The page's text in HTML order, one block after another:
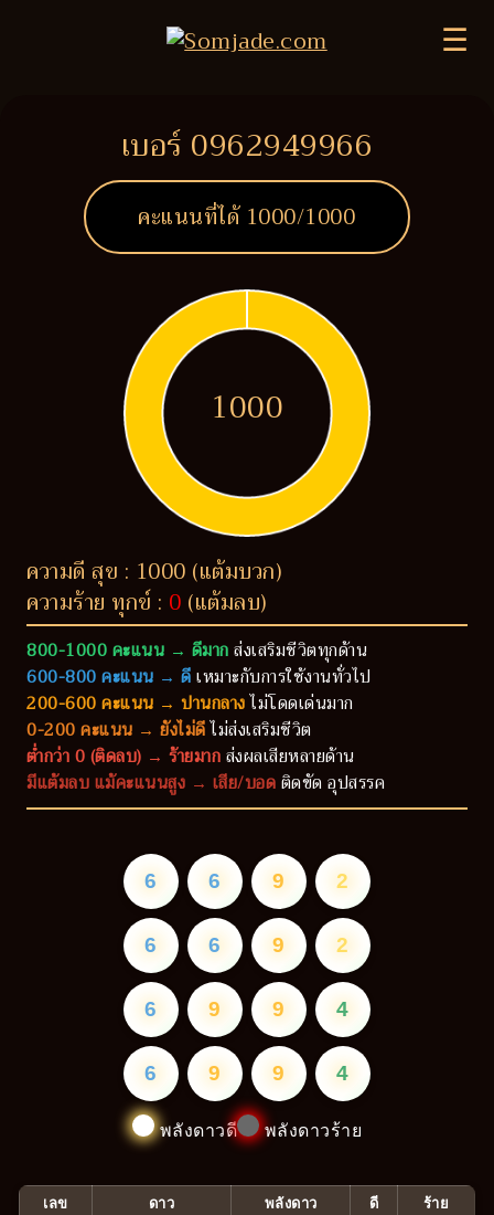
☰
เบอร์ 0962949966
คะแนนที่ได้ 1000/1000
1000
ความดี สุข : 1000 (แต้มบวก)
ความร้าย ทุกข์ : 0 (แต้มลบ)
800-1000 คะแนน → ดีมากส่งเสริมชีวิตทุกด้าน
600-800 คะแนน → ดีเหมาะกับการใช้งานทั่วไป
200-600 คะแนน → ปานกลางไม่โดดเด่นมาก
0-200 คะแนน → ยังไม่ดีไม่ส่งเสริมชีวิต
ต่ำกว่า 0 (ติดลบ) → ร้ายมากส่งผลเสียหลายด้าน
มีแต้มลบ แม้คะแนนสูง → เสีย/บอดติดขัด อุปสรรค
6 6 9 2
6 6 9 2
6 9 9 4
6 9 9 4
พลังดาวดี พลังดาวร้าย
เลข ดาว พลังดาว ดี ร้าย